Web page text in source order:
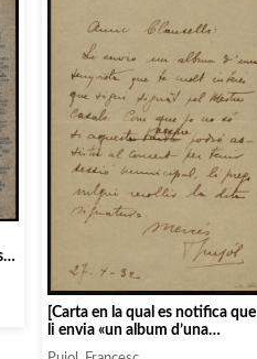
[Carta en la qual es notifica que
li envia «un album d’una